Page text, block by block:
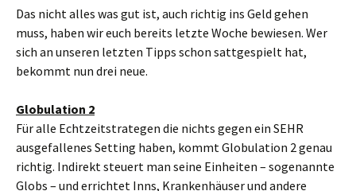
Das nicht alles was gut ist, auch richtig ins Geld gehen
muss, haben wir euch bereits letzte Woche bewiesen. Wer
sich an unseren letzten Tipps schon sattgespielt hat,
bekommt nun drei neue.
Globulation 2
Für alle Echtzeitstrategen die nichts gegen ein SEHR
ausgefallenes Setting haben, kommt Globulation 2 genau
richtig. Indirekt steuert man seine Einheiten – sogenannte
Globs – und errichtet Inns, Krankenhäuser und andere